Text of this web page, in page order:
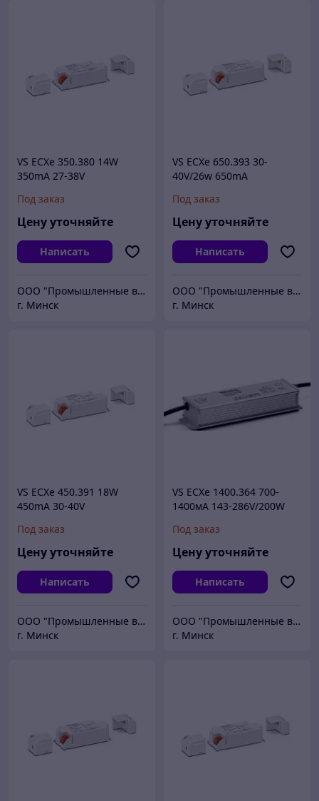
VS ECXe 350.380 14W
350mA 27-38V
Под заказ
Цену уточняйте
Написать
ООО "Промышленные вентиляторы и компоненты"
г. Минск
VS ECXe 650.393 30-
40V/26w 650mA
Под заказ
Цену уточняйте
Написать
ООО "Промышленные вентиляторы и компоненты"
г. Минск
VS ECXe 450.391 18W
450mA 30-40V
Под заказ
Цену уточняйте
Написать
ООО "Промышленные вентиляторы и компоненты"
г. Минск
VS ECXe 1400.364 700-
1400мА 143-286V/200W
драйвер для светодиодов
Под заказ
Цену уточняйте
Написать
ООО "Промышленные вентиляторы и компоненты"
г. Минск